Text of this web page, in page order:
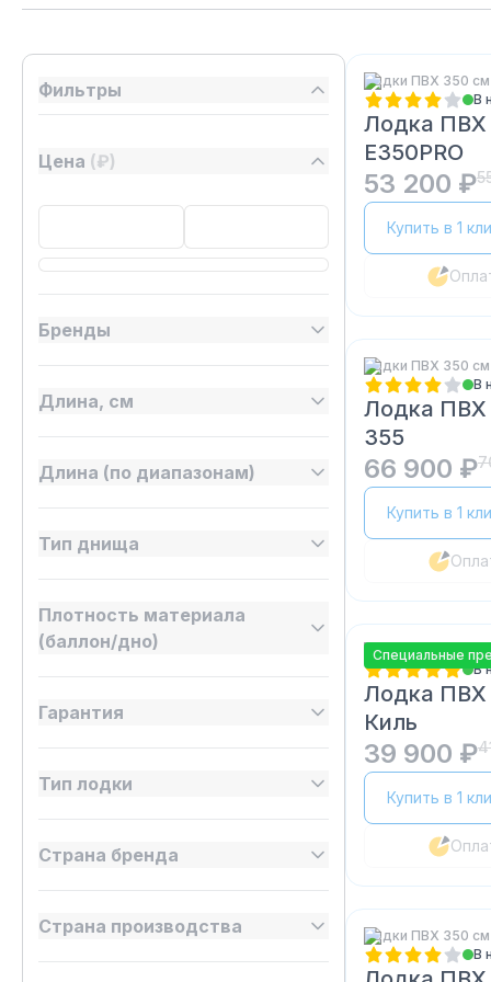
Фильтры
Цена (₽)
Бренды
Длина, см
Длина (по диапазонам)
Тип днища
Плотность материала
(баллон/дно)
Гарантия
Тип лодки
Страна бренда
Страна производства
Лодки ПВХ 350 см
В
Лодка ПВХ
E350PRO
53 200 ₽
Купить в 1
Лодки ПВХ 350 см
В
Лодка ПВХ
355
66 900 ₽
Купить в 1
Специальные
Лодки ПВХ 350 см
В
Лодка ПВХ
Киль
39 900 ₽
Купить в 1
Лодки ПВХ 350 см
В